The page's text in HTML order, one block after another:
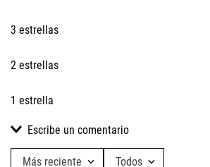
3 estrellas
2 estrellas
1 estrella
Escribe un comentario
Más reciente Todos